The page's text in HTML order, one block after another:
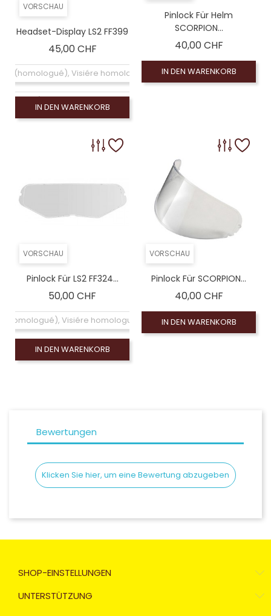
VORSCHAU
Headset-Display LS2 FF399
45,00 CHFPreis
(homologué), Visiére homologuée (EXE-2206)
Leinwand Rauch 100% (non homologué)
IN DEN WARENKORB
Pinlock Für Helm
SCORPION...
40,00 CHFPreis
IN DEN WARENKORB
VORSCHAU
Pinlock Für LS2 FF324...
50,00 CHF
(homologué), Visiére homologuée (EXE-2206)
IN DEN WARENKORB
VORSCHAU
Pinlock Für SCORPION...
40,00 CHFPreis
IN DEN WARENKORB
Bewertungen
Klicken Sie hier, um eine Bewertung abzugeben
SHOP-EINSTELLUNGEN
UNTERSTÜTZUNG